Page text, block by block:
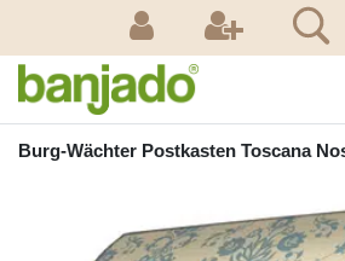
Burg-Wächter Postkasten Toscana